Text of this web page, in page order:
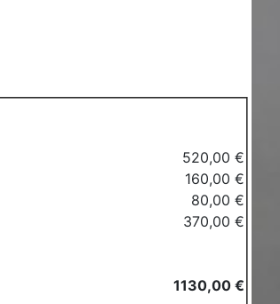
520,00 €
160,00 €
80,00 €
370,00 €
1130,00 €